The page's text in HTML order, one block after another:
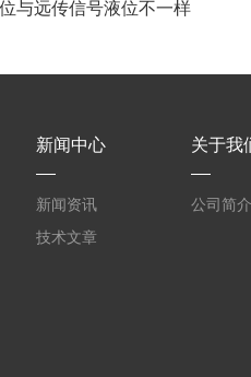
与远传信号液位不一样
新闻中心
新闻资讯
技术文章
关于我
公司简介